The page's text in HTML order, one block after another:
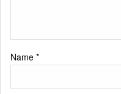
Name *